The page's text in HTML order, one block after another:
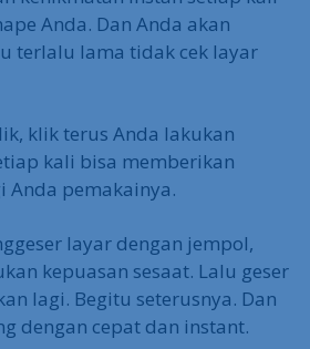
Anda. Dan Anda akan
terlalu lama tidak cek layar
klik terus Anda lakukan
kali bisa memberikan
Anda pemakainya.
layar dengan jempol,
kepuasan sesaat. Lalu geser
lagi. Begitu seterusnya. Dan
dengan cepat dan instant.